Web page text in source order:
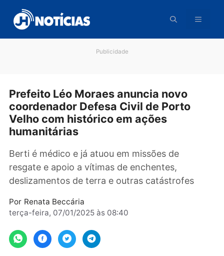
para
conteúdo
Prefeito Léo Moraes anuncia novo
coordenador Defesa Civil de Porto
Velho com histórico em ações
Berti é médico e já atuou em missões de
resgate e apoio a vítimas de enchentes,
deslizamentos de terra e outras catástrofes
terça-feira, 07/01/2025 às 08:40